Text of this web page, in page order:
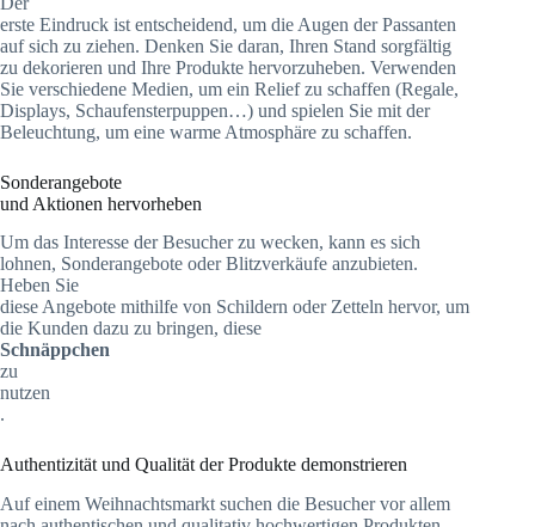
erste Eindruck ist entscheidend, um die Augen der Passanten
auf sich zu ziehen. Denken Sie daran, Ihren Stand sorgfältig
zu dekorieren und Ihre Produkte hervorzuheben. Verwenden
Sie verschiedene Medien, um ein Relief zu schaffen (Regale,
Displays, Schaufensterpuppen…) und spielen Sie mit der
Beleuchtung, um eine warme Atmosphäre zu schaffen.
Sonderangebote
und Aktionen hervorheben
Um das Interesse der Besucher zu wecken, kann es sich
lohnen, Sonderangebote oder Blitzverkäufe anzubieten.
Heben Sie
diese Angebote mithilfe von Schildern oder Zetteln hervor, um
die Kunden dazu zu bringen, diese
Schnäppchen
zu
nutzen
.
Authentizität und Qualität der Produkte demonstrieren
Auf einem Weihnachtsmarkt suchen die Besucher vor allem